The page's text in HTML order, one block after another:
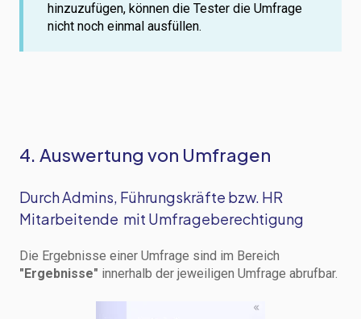
hinzuzufügen, können die Tester die Umfrage
nicht noch einmal ausfüllen.
4. Auswertung von Umfragen
Durch Admins, Führungskräfte bzw. HR
Mitarbeitende mit Umfrageberechtigung
Die Ergebnisse einer Umfrage sind im Bereich
"Ergebnisse" innerhalb der jeweiligen Umfrage abrufbar.